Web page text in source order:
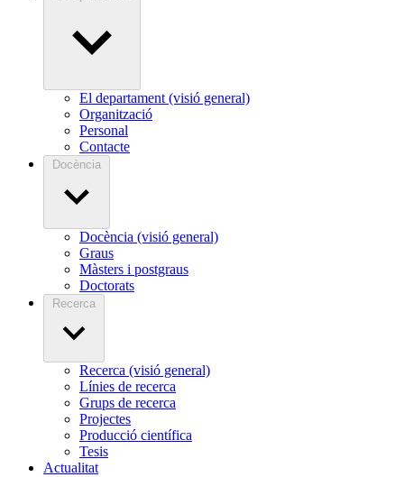
El departament (visió general)
Organització
Personal
Contacte
Docència
Docència (visió general)
Graus
Màsters i postgraus
Doctorats
Recerca
Recerca (visió general)
Línies de recerca
Grups de recerca
Projectes
Producció científica
Tesis
Actualitat